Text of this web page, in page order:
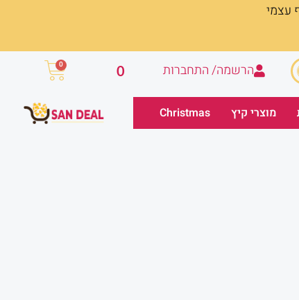
עצמי
הרשמה/ התחברות 0
0
עגלת
מוצרי קיץ Christmas